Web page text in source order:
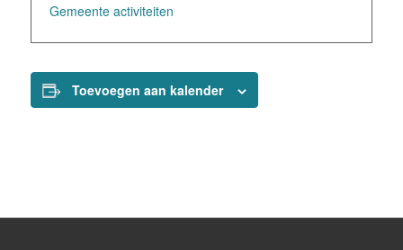
Gemeente activiteiten
Toevoegen aan kalender